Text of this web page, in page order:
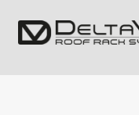
Zur
Navigation
Zum
Inhalt